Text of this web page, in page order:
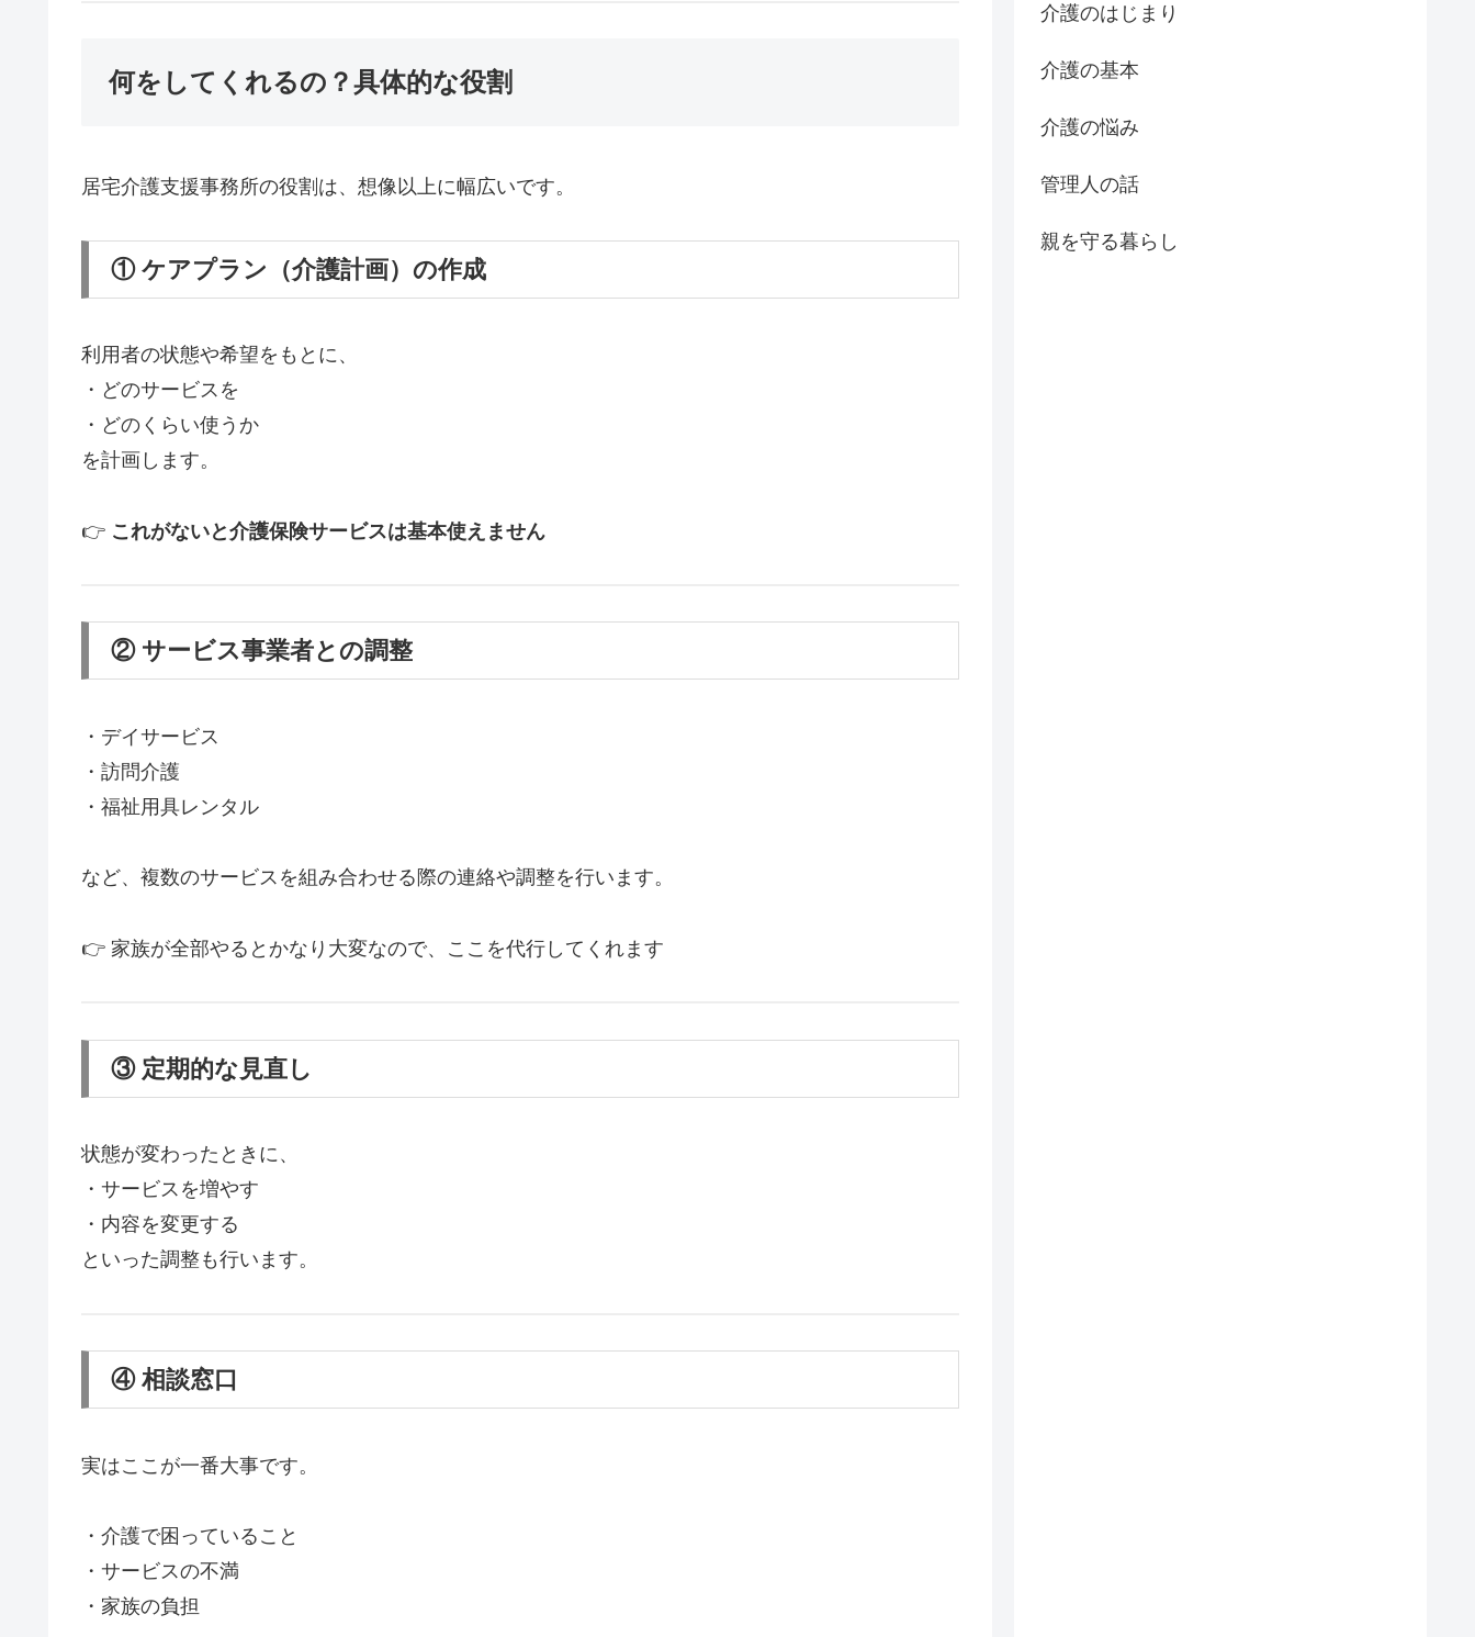
何をしてくれるの？具体的な役割
居宅介護支援事務所の役割は、想像以上に幅広いです。
① ケアプラン（介護計画）の作成
利用者の状態や希望をもとに、
・どのサービスを
・どのくらい使うか
を計画します。
👉 これがないと介護保険サービスは基本使えません
② サービス事業者との調整
・デイサービス
・訪問介護
・福祉用具レンタル
など、複数のサービスを組み合わせる際の連絡や調整を行います。
👉 家族が全部やるとかなり大変なので、ここを代行してくれます
③ 定期的な見直し
状態が変わったときに、
・サービスを増やす
・内容を変更する
といった調整も行います。
④ 相談窓口
実はここが一番大事です。
・介護で困っていること
・サービスの不満
・家族の負担
介護のはじまり
介護の基本
介護の悩み
管理人の話
親を守る暮らし